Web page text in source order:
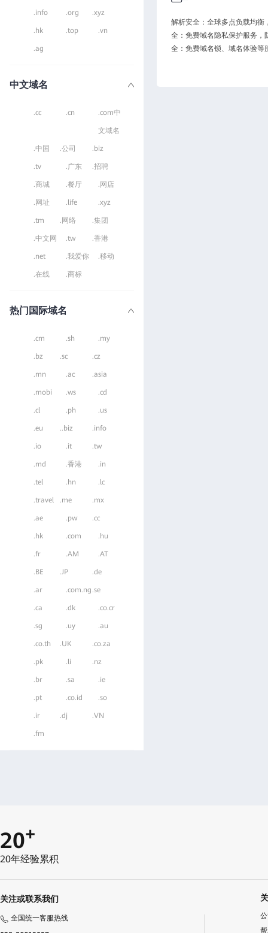
.info .org .xyz
.hk .top .vn
.ag
中文域名
.cc .cn .com中
文域名
.中国 .公司 .biz
.tv .广东 .招聘
.商城 .餐厅 .网店
.网址 .life .xyz
.tm .网络 .集团
.中文网 .tw .香港
.net .我爱你 .移动
.在线 .商标
热门国际域名
.cm .sh .my
.bz .sc .cz
.mn .ac .asia
.mobi .ws .cd
.cl .ph .us
.eu ..biz .info
.io .it .tw
.md .香港 .in
.tel .hn .lc
.travel .me .mx
.ae .pw .cc
.hk .com .hu
.fr .AM .AT
.BE .JP .de
.ar .com.ng .se
.ca .dk .co.cr
.sg .uy .au
.co.th .UK .co.za
.pk .li .nz
.br .sa .ie
.pt .co.id .so
.ir .dj .VN
.fm
解析安全：全球多点负载均
全：免费域名隐私保护服务，
全：免费域名锁、域名体验等
20+
20年经验累积
关注或联系我们
全国统一客服热线